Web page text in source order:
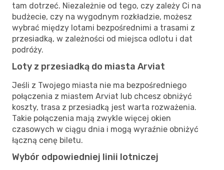
tam dotrzeć. Niezależnie od tego, czy zależy Ci na
budżecie, czy na wygodnym rozkładzie, możesz
wybrać między lotami bezpośrednimi a trasami z
przesiadką, w zależności od miejsca odlotu i dat
podróży.
Loty z przesiadką do miasta Arviat
Jeśli z Twojego miasta nie ma bezpośredniego
połączenia z miastem Arviat lub chcesz obniżyć
koszty, trasa z przesiadką jest warta rozważenia.
Takie połączenia mają zwykle więcej okien
czasowych w ciągu dnia i mogą wyraźnie obniżyć
łączną cenę biletu.
Wybór odpowiedniej linii lotniczej